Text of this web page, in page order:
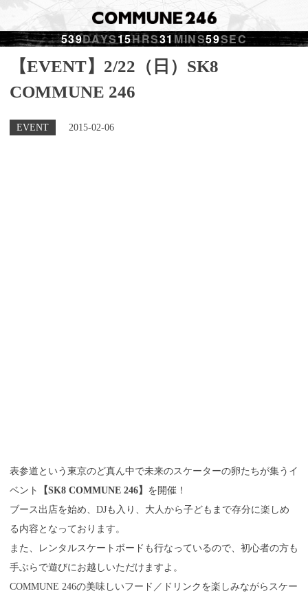
539DAYS15HRS31MINS59SEC
【EVENT】2/22（日）SK8
COMMUNE 246
EVENT 2015-02-06
表参道という東京のど真ん中で未来のスケーターの卵たちが集うイ
ベント
【SK8 COMMUNE 246】 を開催！
ブース出店を始め、DJも入り、大人から子どもまで存分に楽しめ
る内容となっております。
また、レンタルスケートボードも行なっているので、初心者の方も
手ぶらで遊びにお越しいただけますよ。
COMMUNE 246の美味しいフード／ドリンクを楽しみながらスケー